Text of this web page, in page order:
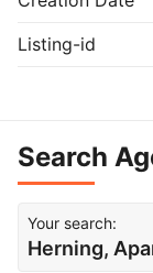
Listing-id
Search
Your search:
Herning,